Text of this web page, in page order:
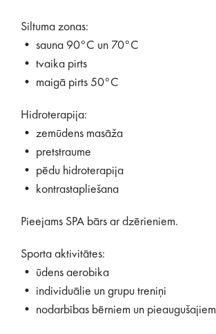
Siltuma zonas:
• sauna 90°C un 70°C
• tvaika pirts
• maigā pirts 50°C
Hidroterapija:
• zemūdens masāža
• pretstraume
• pēdu hidroterapija
• kontrastapliešana
Pieejams SPA bārs ar dzērieniem.
Sporta aktivitātes:
• ūdens aerobika
• individuālie un grupu treniņi
• nodarbības bērniem un pieaugušajiem